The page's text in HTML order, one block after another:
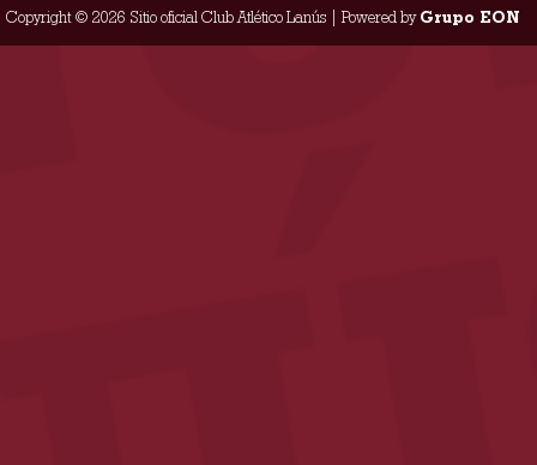
Copyright © 2026 Sitio oficial Club Atlético Lanús | Powered byGrupo EON